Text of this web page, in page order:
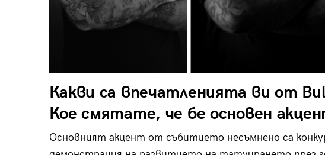
Какви са впечатленията ви от
Кое смятате, че бе основен
Основният акцент от събитието несъмнено са